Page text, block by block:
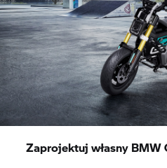
Zaprojektuj własny BMW